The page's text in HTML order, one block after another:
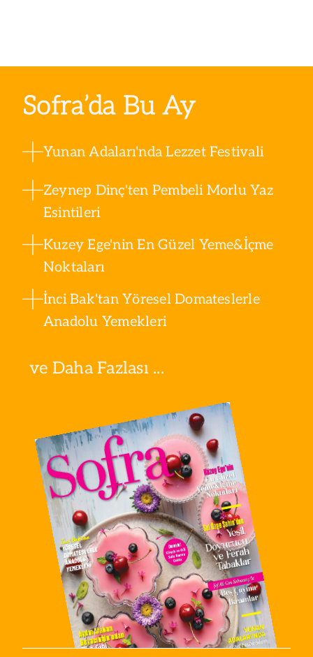
Sofra’da Bu Ay
Yunan Adaları'nda Lezzet Festivali
Zeynep Dinç'ten Pembeli Morlu Yaz
Esintileri
Kuzey Ege'nin En Güzel Yeme&İçme
Noktaları
İnci Bak'tan Yöresel Domateslerle
Anadolu Yemekleri
ve Daha Fazlası ...